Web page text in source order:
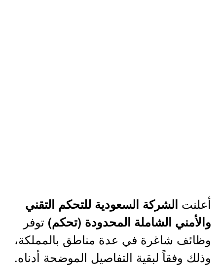
أعلنت الشركة السعودية للتحكم التقني
والأمني الشاملة المحدودة (تحكم) توفر
وظائف شاغرة في عدة مناطق بالمملكة،
وذلك وفقاً لبقية التفاصيل الموضحة أدناه.